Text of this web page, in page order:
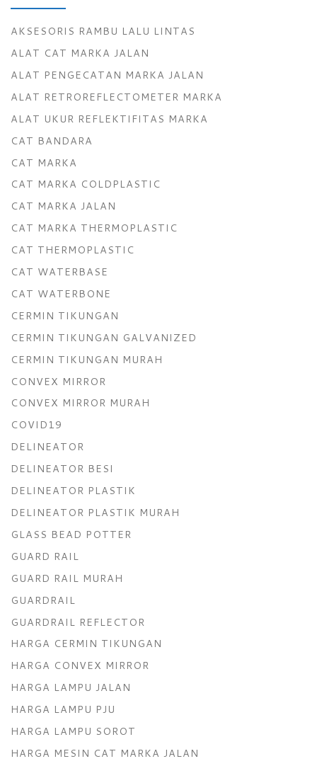
AKSESORIS RAMBU LALU LINTAS
ALAT CAT MARKA JALAN
ALAT PENGECATAN MARKA JALAN
ALAT RETROREFLECTOMETER MARKA
ALAT UKUR REFLEKTIFITAS MARKA
CAT BANDARA
CAT MARKA
CAT MARKA COLDPLASTIC
CAT MARKA JALAN
CAT MARKA THERMOPLASTIC
CAT THERMOPLASTIC
CAT WATERBASE
CAT WATERBONE
CERMIN TIKUNGAN
CERMIN TIKUNGAN GALVANIZED
CERMIN TIKUNGAN MURAH
CONVEX MIRROR
CONVEX MIRROR MURAH
COVID19
DELINEATOR
DELINEATOR BESI
DELINEATOR PLASTIK
DELINEATOR PLASTIK MURAH
GLASS BEAD POTTER
GUARD RAIL
GUARD RAIL MURAH
GUARDRAIL
GUARDRAIL REFLECTOR
HARGA CERMIN TIKUNGAN
HARGA CONVEX MIRROR
HARGA LAMPU JALAN
HARGA LAMPU PJU
HARGA LAMPU SOROT
HARGA MESIN CAT MARKA JALAN